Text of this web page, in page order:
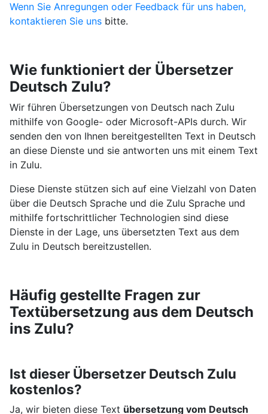
Wenn Sie Anregungen oder Feedback für uns haben,
kontaktieren Sie unsbitte.
Wie funktioniert der Übersetzer
Deutsch Zulu?
Wir führen Übersetzungen von Deutsch nach Zulu
mithilfe von Google- oder Microsoft-APIs durch. Wir
senden den von Ihnen bereitgestellten Text in Deutsch
an diese Dienste und sie antworten uns mit einem Text
in Zulu.
Diese Dienste stützen sich auf eine Vielzahl von Daten
über die Deutsch Sprache und die Zulu Sprache und
mithilfe fortschrittlicher Technologien sind diese
Dienste in der Lage, uns übersetzten Text aus dem
Zulu in Deutsch bereitzustellen.
Häufig gestellte Fragen zur
Textübersetzung aus dem Deutsch
ins Zulu?
Ist dieser Übersetzer Deutsch Zulu
kostenlos?
Ja, wir bieten diese Text übersetzung vom Deutsch